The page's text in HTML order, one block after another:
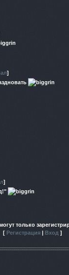
]
]
только
[ Регистрация Вход ]